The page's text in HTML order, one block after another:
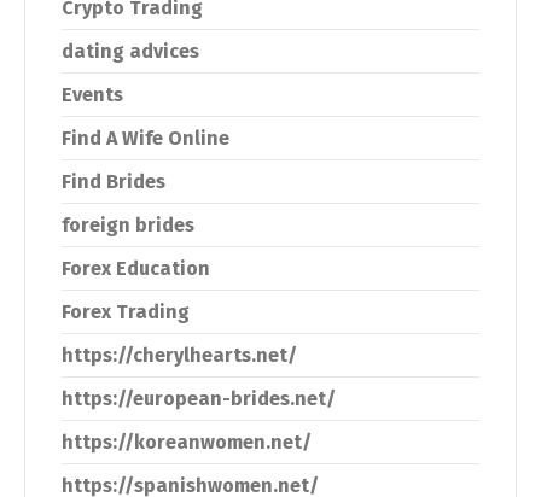
Crypto Trading
dating advices
Events
Find A Wife Online
Find Brides
foreign brides
Forex Education
Forex Trading
https://cherylhearts.net/
https://european-brides.net/
https://koreanwomen.net/
https://spanishwomen.net/